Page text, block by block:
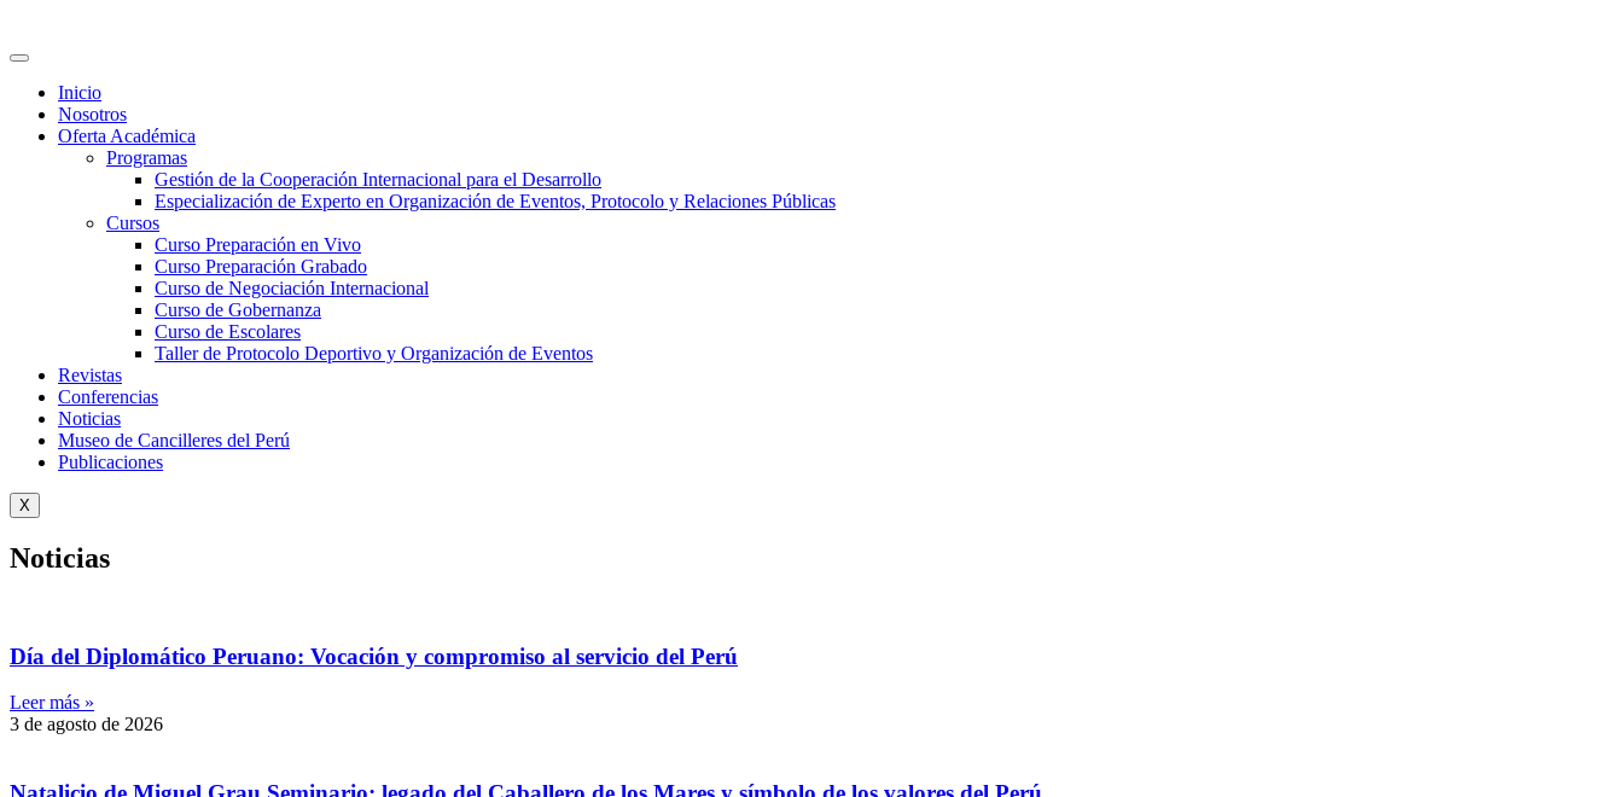
Inicio
Nosotros
Oferta Académica
Programas
Gestión de la Cooperación Internacional para el Desarrollo
Especialización de Experto en Organización de Eventos, Protocolo y Relaciones Públicas
Cursos
Curso Preparación en Vivo
Curso Preparación Grabado
Curso de Negociación Internacional
Curso de Gobernanza
Curso de Escolares
Taller de Protocolo Deportivo y Organización de Eventos
Revistas
Conferencias
Noticias
Museo de Cancilleres del Perú
Publicaciones
X
Noticias
Día del Diplomático Peruano: Vocación y compromiso al servicio del Perú
Leer más »
3 de agosto de 2026